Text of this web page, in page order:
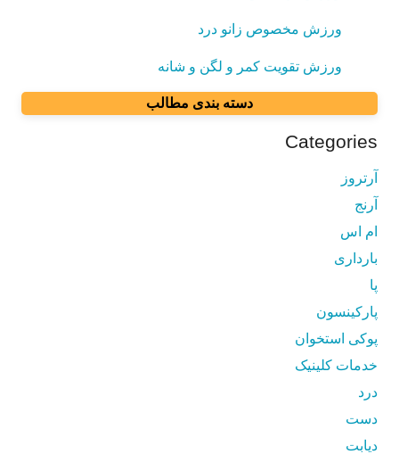
ورزش مخصوص زانو درد
ورزش تقویت کمر و لگن و شانه
دسته بندی مطالب
Categories
آرتروز
آرنج
ام اس
بارداری
پا
پارکینسون
پوکی استخوان
خدمات کلینیک
درد
دست
دیابت